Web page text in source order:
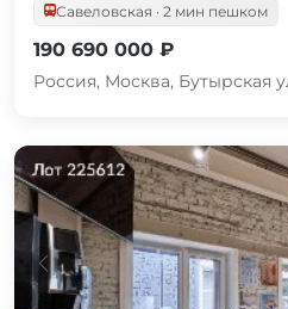
Савеловская · 2 мин пешком
190 690 000 ₽
Россия, Москва, Бутырская